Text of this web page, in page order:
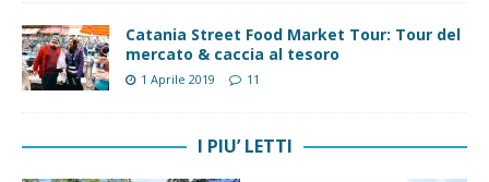
Catania Street Food Market Tour: Tour del
mercato & caccia al tesoro
1 Aprile 2019 11
I PIU’ LETTI